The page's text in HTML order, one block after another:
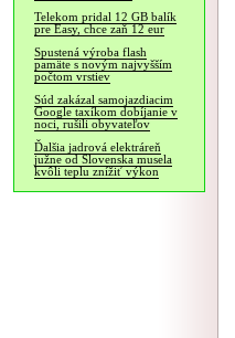
Telekom pridal 12 GB balík
pre Easy, chce zaň 12 eur
Spustená výroba flash
pamäte s novým najvyšším
počtom vrstiev
Súd zakázal samojazdiacim
Google taxíkom dobíjanie v
noci, rušili obyvateľov
Ďalšia jadrová elektráreň
južne od Slovenska musela
kvôli teplu znížiť výkon